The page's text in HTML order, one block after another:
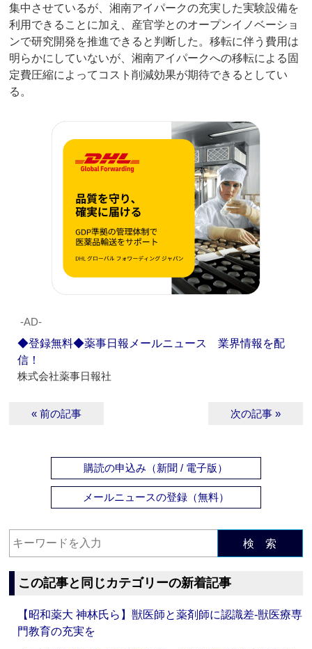
集中させているが、湘南アイパークの充実した実験設備を
利用できることに加え、産官学とのオープンイノベーショ
ンで研究開発を推進できると判断した。移転に伴う費用は
明らかにしていないが、湘南アイパークへの移転による固
定費圧縮によってコスト削減効果が期待できるとしてい
る。
‐AD‐
◆登録無料◆薬事日報メールニュース 業界情報を配
信！
株式会社薬事日報社
« 前の記事 次の記事 »
購読の申込み（新聞 / 電子版）
メールニュースの登録（無料）
検 索
この記事と同じカテゴリーの新着記事
【昭和薬大 神林氏ら】獣医師と薬剤師に認識差‐獣医療専
門教育の充実を